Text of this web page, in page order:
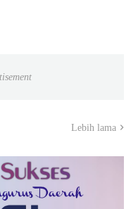
Lebih lama